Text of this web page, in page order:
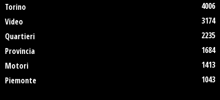
Torino
4006
Video
3174
Quartieri
2235
Provincia
1684
Motori
1413
Piemonte
1043